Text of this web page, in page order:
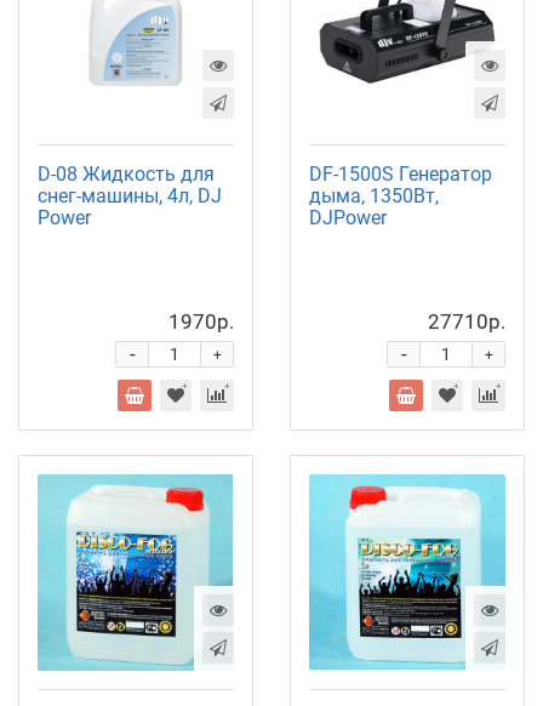
D-08 Жидкость для
снег-машины, 4л, DJ
Power
1970р.
+
-
DF-1500S Генератор
дыма, 1350Вт,
DJPower
27710р.
+
-